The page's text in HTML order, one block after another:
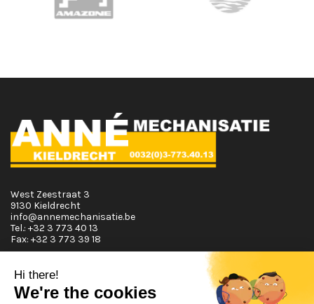
West Zeestraat 3
9130 Kieldrecht
info@annemechanisatie.be
Tel.: +32 3 773 40 13
Fax: +32 3 773 39 18